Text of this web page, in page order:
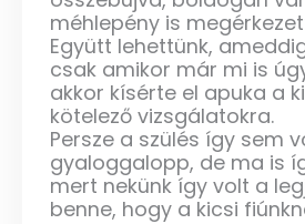
méhlepény is
Együtt lehettünk,
csak amikor már mi is
akkor kísérte el apuka a
kötelező vizsgálatokra.
Persze a szülés így sem
gyaloggalopp, de ma is
mert nekünk így volt a
benne, hogy a kicsi